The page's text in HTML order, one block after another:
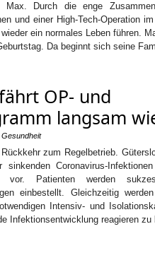
Max. Durch die enge
und einer High-Tech-Operation
ein normales Leben führen.
Da beginnt sich seine
OP- und
langsam
zum Regelbetrieb.
sinkenden Coronavirus-
vor. Patienten werden
einbestellt. Gleichzeitig
Intensiv- und
Infektionsentwicklung reagieren